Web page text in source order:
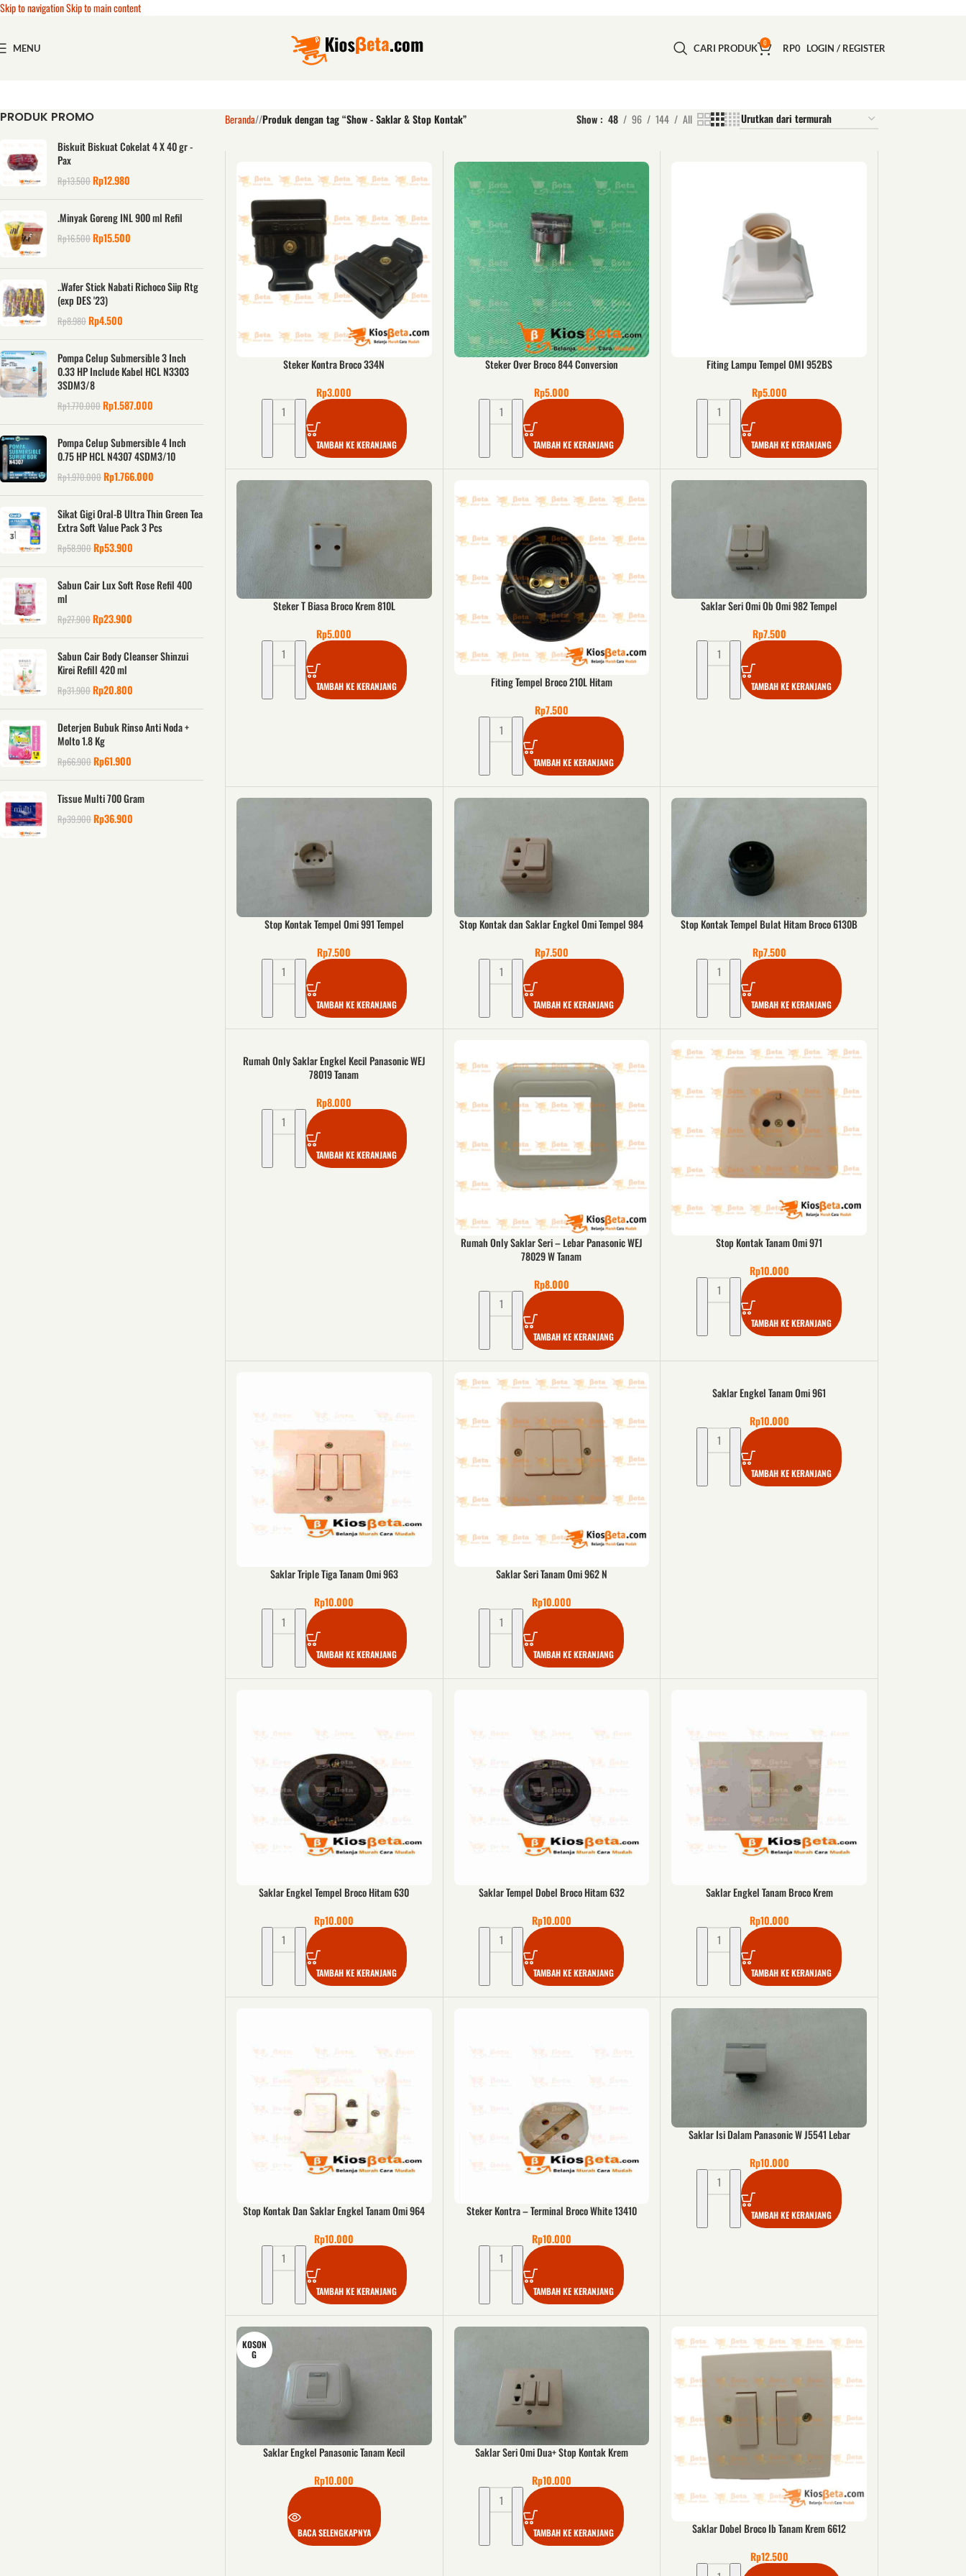
Skip to navigationSkip to main content
MENU CARI PRODUK 0 RP0 LOGIN / REGISTER
PRODUK PROMO
Biskuit Biskuat Cokelat 4 X 40 gr -
Pax
Rp13.500Rp12.980
.Minyak Goreng INL 900 ml Refil
Rp16.500Rp15.500
..Wafer Stick Nabati Richoco Siip Rtg
(exp DES '23)
Rp8.980Rp4.500
Pompa Celup Submersible 3 Inch
0.33 HP Include Kabel HCL N3303
3SDM3/8
Rp1.770.000Rp1.587.000
Pompa Celup Submersible 4 Inch
0.75 HP HCL N4307 4SDM3/10
Rp1.970.000Rp1.766.000
Sikat Gigi Oral-B Ultra Thin Green Tea
Extra Soft Value Pack 3 Pcs
Rp58.900Rp53.900
Sabun Cair Lux Soft Rose Refil 400
ml
Rp27.900Rp23.900
Sabun Cair Body Cleanser Shinzui
Kirei Refill 420 ml
Rp31.900Rp20.800
Deterjen Bubuk Rinso Anti Noda +
Molto 1.8 Kg
Rp66.900Rp61.900
Tissue Multi 700 Gram
Rp39.900Rp36.900
Beranda/ Produk dengan tag “Show - Saklar & Stop Kontak” Show 48 96 144 All
Steker Kontra Broco 334N
Rp3.000
TAMBAH KE KERANJANG
Steker Over Broco 844 Conversion
Rp5.000
TAMBAH KE KERANJANG
Fiting Lampu Tempel OMI 952BS
Rp5.000
TAMBAH KE KERANJANG
Steker T Biasa Broco Krem 810L
Rp5.000
TAMBAH KE KERANJANG
Fiting Tempel Broco 210L Hitam
Rp7.500
TAMBAH KE KERANJANG
Saklar Seri Omi Ob Omi 982 Tempel
Rp7.500
TAMBAH KE KERANJANG
Stop Kontak Tempel Omi 991 Tempel
Rp7.500
TAMBAH KE KERANJANG
Stop Kontak dan Saklar Engkel Omi Tempel 984
Rp7.500
TAMBAH KE KERANJANG
Stop Kontak Tempel Bulat Hitam Broco 6130B
Rp7.500
TAMBAH KE KERANJANG
Rumah Only Saklar Engkel Kecil Panasonic WEJ
78019 Tanam
Rp8.000
TAMBAH KE KERANJANG
Rumah Only Saklar Seri – Lebar Panasonic WEJ
78029 W Tanam
Rp8.000
TAMBAH KE KERANJANG
Stop Kontak Tanam Omi 971
Rp10.000
TAMBAH KE KERANJANG
Saklar Triple Tiga Tanam Omi 963
Rp10.000
TAMBAH KE KERANJANG
Saklar Seri Tanam Omi 962 N
Rp10.000
TAMBAH KE KERANJANG
Saklar Engkel Tanam Omi 961
Rp10.000
TAMBAH KE KERANJANG
Saklar Engkel Tempel Broco Hitam 630
Rp10.000
TAMBAH KE KERANJANG
Saklar Tempel Dobel Broco Hitam 632
Rp10.000
TAMBAH KE KERANJANG
Saklar Engkel Tanam Broco Krem
Rp10.000
TAMBAH KE KERANJANG
Stop Kontak Dan Saklar Engkel Tanam Omi 964
Rp10.000
TAMBAH KE KERANJANG
Steker Kontra – Terminal Broco White 13410
Rp10.000
TAMBAH KE KERANJANG
Saklar Isi Dalam Panasonic W J5541 Lebar
Rp10.000
TAMBAH KE KERANJANG
KOSON
G
Saklar Engkel Panasonic Tanam Kecil
Rp10.000
BACA SELENGKAPNYA
Saklar Seri Omi Dua+ Stop Kontak Krem
Rp10.000
TAMBAH KE KERANJANG
Saklar Dobel Broco Ib Tanam Krem 6612
Rp12.500